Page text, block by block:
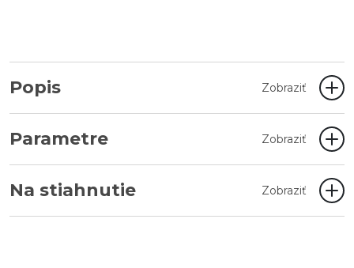
Popis Zobraziť
Parametre Zobraziť
Na stiahnutie Zobraziť